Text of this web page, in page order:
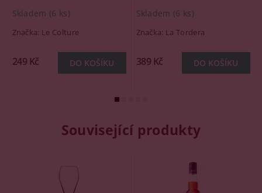
Skladem (6 ks)
Značka: Le Colture
249 Kč
Skladem (6 ks)
Značka: La Tordera
389 Kč
Související produkty